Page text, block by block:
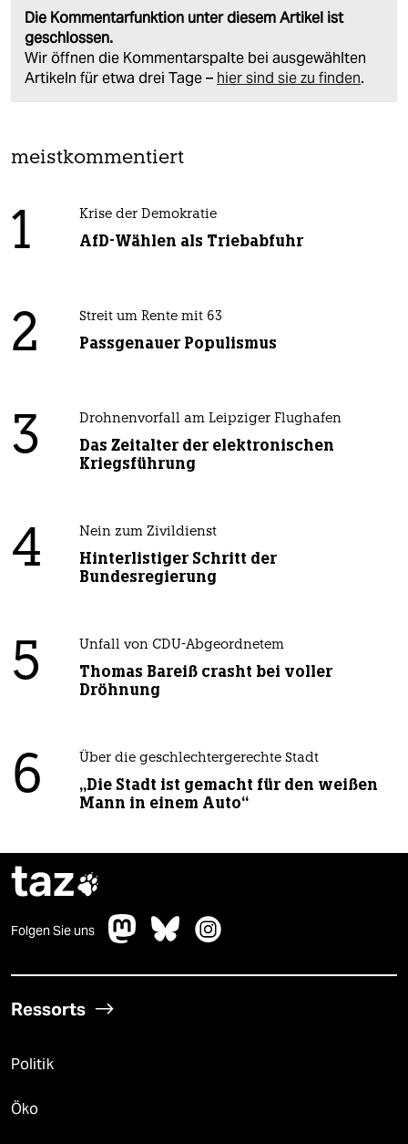
Die Kommentarfunktion unter diesem Artikel ist
geschlossen.
Wir öffnen die Kommentarspalte bei ausgewählten
Artikeln für etwa drei Tage – hier sind sie zu finden.
meistkommentiert
1 Krise der Demokratie
AfD-Wählen als Triebabfuhr
2 Streit um Rente mit 63
Passgenauer Populismus
3 Drohnenvorfall am Leipziger Flughafen
Das Zeitalter der elektronischen
Kriegsführung
4 Nein zum Zivildienst
Hinterlistiger Schritt der
Bundesregierung
5 Unfall von CDU-Abgeordnetem
Thomas Bareiß crasht bei voller
Dröhnung
6 Über die geschlechtergerechte Stadt
„Die Stadt ist gemacht für den weißen
Mann in einem Auto“
taz
Folgen Sie uns
Ressorts
Politik
Öko